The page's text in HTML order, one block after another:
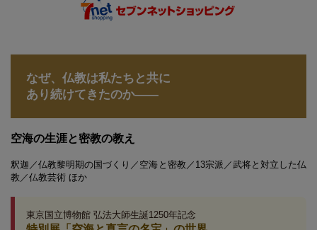
なぜ、仏教は私たちと共に
あり続けてきたのか――
空海の生涯と密教の教え
釈迦／仏教黎明期の国づくり／空海と密教／13宗派／武将と対立した仏
教／仏教芸術 ほか
東京国立博物館 弘法大師生誕1250年記念